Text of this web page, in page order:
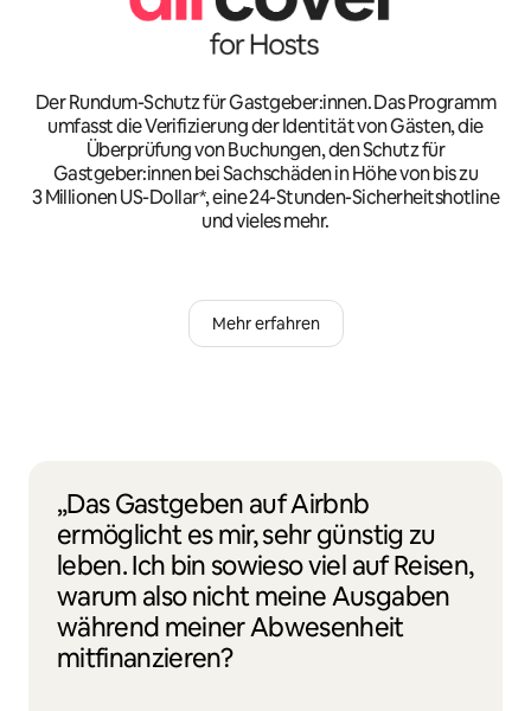
Der Rundum-Schutz für Gastgeber:innen. Das Programm
umfasst die Verifizierung der Identität von Gästen, die
Überprüfung von Buchungen, den Schutz für
Gastgeber:innen bei Sachschäden in Höhe von bis zu
3 Millionen US-Dollar*, eine 24-Stunden-Sicherheitshotline
und vieles mehr.
Mehr erfahren
„Das Gastgeben auf Airbnb
ermöglicht es mir, sehr günstig zu
leben. Ich bin sowieso viel auf Reisen,
warum also nicht meine Ausgaben
während meiner Abwesenheit
mitfinanzieren?